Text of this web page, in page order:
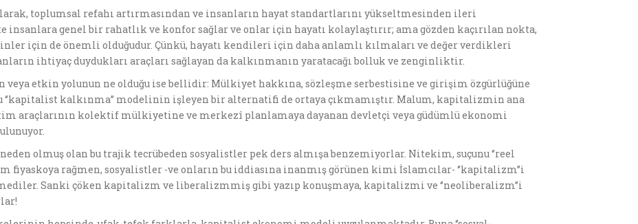
toplumsal refahı artırmasından ve insanların hayat standartlarını yükseltmesinden ileri
insanlara genel bir rahatlık ve konfor sağlar ve onlar için hayatı kolaylaştırır; ama gözden kaçırılan nokta,
için de önemli olduğudur. Çünkü, hayatı kendileri için daha anlamlı kılmaları ve değer verdikleri
ihtiyaç duydukları araçları sağlayan da kalkınmanın yaratacağı bolluk ve zenginliktir.
etkin yolunun ne olduğu ise bellidir: Mülkiyet hakkına, sözleşme serbestisine ve girişim özgürlüğüne
‘’kapitalist kalkınma’’ modelinin işleyen bir alternatifi de ortaya çıkmamıştır. Malum, kapitalizmin ana
araçlarının kolektif mülkiyetine ve merkezî planlamaya dayanan devletçi veya güdümlü ekonomi
olmuş olan bu trajik tecrübeden sosyalistler pek ders almışa benzemiyorlar. Nitekim, suçunu ‘’reel
fiyaskoya rağmen, sosyalistler -ve onların bu iddiasına inanmış görünen kimi İslamcılar- ‘’kapitalizm’’i
Sanki çöken kapitalizm ve liberalizmmiş gibi yazıp konuşmaya, kapitalizmi ve ‘’neoliberalizm’’i